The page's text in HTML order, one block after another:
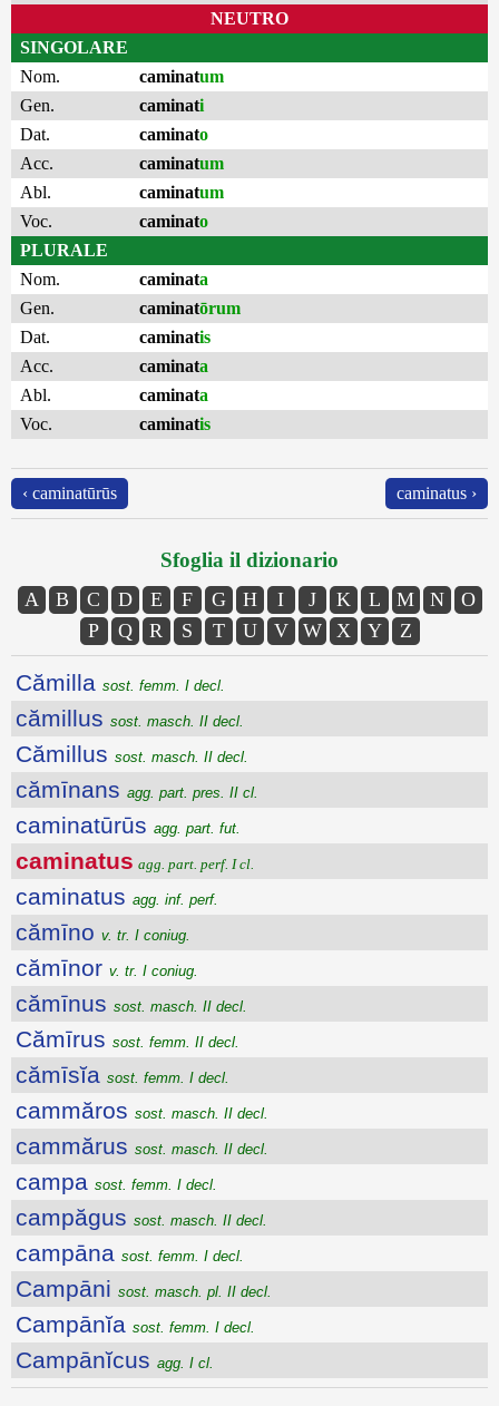
NEUTRO
SINGOLARE
Nom.
caminatum
Gen.
caminati
Dat.
caminato
Acc.
caminatum
Abl.
caminatum
Voc.
caminato
PLURALE
Nom.
caminata
Gen.
caminatōrum
Dat.
caminatis
Acc.
caminata
Abl.
caminata
Voc.
caminatis
‹ caminatūrūs caminatus ›
Sfoglia il dizionario
A B C D E F G H I J K L M N
O
P
Q R S T U V W X Y Z
Cămilla sost. femm. I decl.
cămillus sost. masch. II decl.
Cămillus sost. masch. II decl.
cămīnans agg. part. pres. II cl.
caminatūrūs agg. part. fut.
caminatus agg. part. perf. I cl.
caminatus agg. inf. perf.
cămīno v. tr. I coniug.
cămīnor v. tr. I coniug.
cămīnus sost. masch. II decl.
Cămīrus sost. femm. II decl.
cămīsĭa sost. femm. I decl.
cammăros sost. masch. II decl.
cammărus sost. masch. II decl.
campa sost. femm. I decl.
campăgus sost. masch. II decl.
campāna sost. femm. I decl.
Campāni sost. masch. pl. II decl.
Campānĭa sost. femm. I decl.
Campānĭcus agg. I cl.